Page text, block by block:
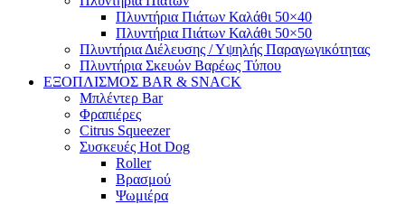
Πλυντήρια Πιάτων Καλάθι 50×40
Πλυντήρια Πιάτων Καλάθι 50×50
Πλυντήρια Διέλευσης / Υψηλής Παραγωγικότητας
Πλυντήρια Σκευών Βαρέως Τύπου
ΕΞΟΠΛΙΣΜΟΣ BAR & SNACK
Μπλέντερ Bar
Φραπιέρες
Citrus Squeezer
Συσκευές Hot Dog
Roller
Βρασμού
Ψωμιέρα